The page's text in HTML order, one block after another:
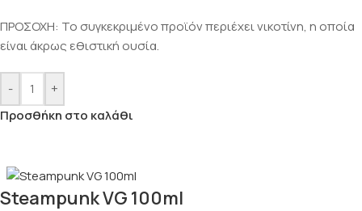
ΠΡΟΣΟΧΗ: Το συγκεκριμένο προϊόν περιέχει νικοτίνη, η οποία
είναι άκρως εθιστική ουσία.
-
+
Προσθήκη στο καλάθι
Steampunk VG 100ml